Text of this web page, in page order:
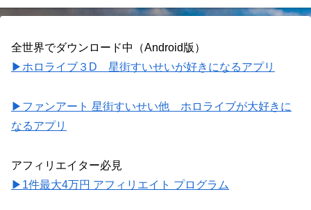
全世界でダウンロード中（Android版）
▶ホロライブ３D 星街すいせいが好きになるアプリ
▶ファンアート 星街すいせい他 ホロライブが大好きに
なるアプリ
アフィリエイター必見
▶1件最大4万円 アフィリエイト プログラム